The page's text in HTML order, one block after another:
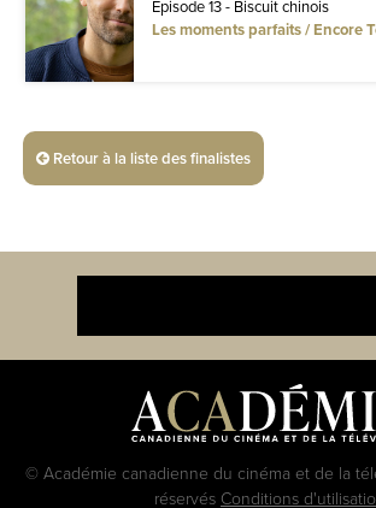
Épisode 13 - Biscuit chinois
Les moments parfaits / Encore
Retour à la liste des finalistes
© Académie canadienne du cinéma et de la
réservés Conditions